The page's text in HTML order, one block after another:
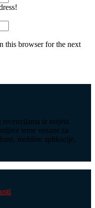
this browser for the next
iz svijeta
teme vezane za
mobilne aplikacije,